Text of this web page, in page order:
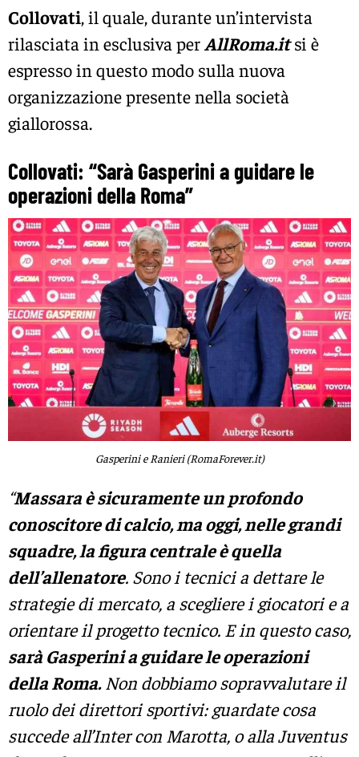
Collovati, il quale, durante un’intervista
rilasciata in esclusiva perAllRoma.itsi è
espresso in questo modo sulla nuova
organizzazione presente nella società
giallorossa.
Collovati: “Sarà Gasperini a guidare le
operazioni della Roma”
Gasperini e Ranieri (RomaForever.it)
“Massara è sicuramente un profondo
conoscitore di calcio, ma oggi, nelle grandi
squadre, la figura centrale è quella
dell’allenatore. Sono i tecnici a dettare le
strategie di mercato, a scegliere i giocatori e a
orientare il progetto tecnico. E in questo caso,
sarà Gasperini a guidare le operazioni
della Roma.Non dobbiamo sopravvalutare il
ruolo dei direttori sportivi: guardate cosa
succede all’Inter con Marotta, o alla Juventus